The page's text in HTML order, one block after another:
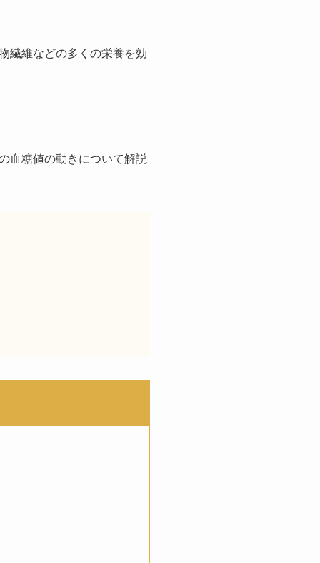
繊維などの多くの栄養を効
血糖値の動きについて解説